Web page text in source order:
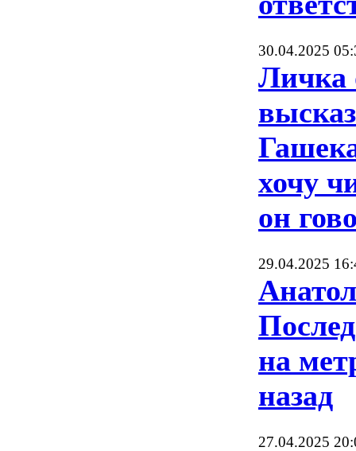
30.04.2025
Личка
хочу
он
29.04.2025
на
назад
27.04.2025